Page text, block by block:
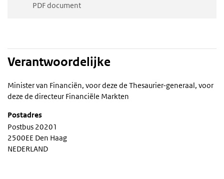
PDF document
Verantwoordelijke
Minister van Financiën, voor deze de Thesaurier-generaal, voor
deze de directeur Financiële Markten
Postadres
Postbus 20201
2500EE Den Haag
NEDERLAND